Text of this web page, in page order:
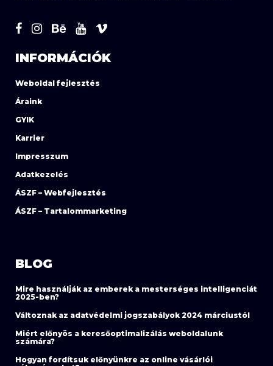
INFORMÁCIÓK
Weboldal fejlesztés
Áraink
GYIK
Karrier
Impresszum
Adatkezelés
ÁSZF – Webfejlesztés
ÁSZF – Tartalommarketing
BLOG
Mire használják az emberek a mesterséges intelligenciát
2025-ben?
Változnak az adatvédelmi jogszabályok 2024 márciustól
Miért előnyös a keresőoptimalizálás weboldalunk
számára?
Hogyan fordítsuk előnyünkre az online vásárlói